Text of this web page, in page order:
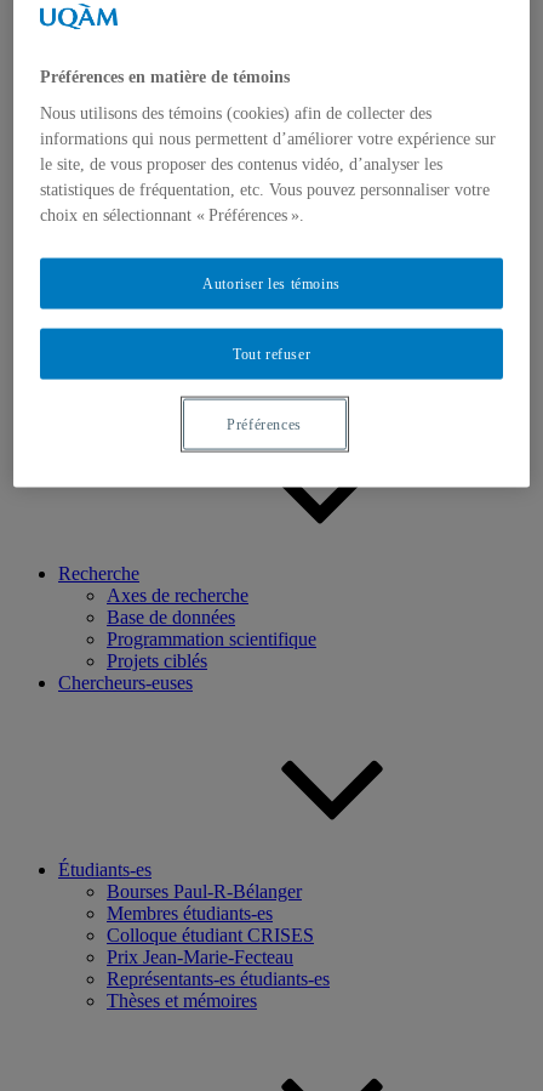
Bourses et prix
Dans les médias
Perspectives et dialogue
Vidéos et baladodiffusions
Recherche
Axes de recherche
Base de données
Programmation scientifique
Projets ciblés
Chercheurs-euses
Étudiants-es
Bourses Paul-R-Bélanger
Membres étudiants-es
Colloque étudiant CRISES
Prix Jean-Marie-Fecteau
Représentants-es étudiants-es
Thèses et mémoires
Préférences en matière de témoins
Nous utilisons des témoins (cookies) afin de collecter des
informations qui nous permettent d’améliorer votre expérience sur
le site, de vous proposer des contenus vidéo, d’analyser les
statistiques de fréquentation, etc. Vous pouvez personnaliser votre
choix en sélectionnant « Préférences ».
Tout refuser
Autoriser les témoins
Préférences